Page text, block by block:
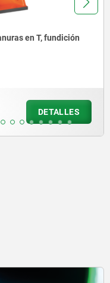
anchas, de fundición
DETALLES